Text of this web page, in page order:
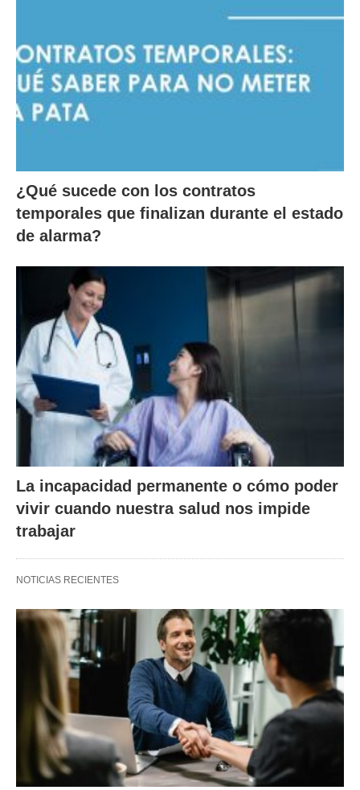
¿Qué sucede con los contratos
temporales que finalizan durante el estado
de alarma?
La incapacidad permanente o cómo poder
vivir cuando nuestra salud nos impide
trabajar
NOTICIAS RECIENTES